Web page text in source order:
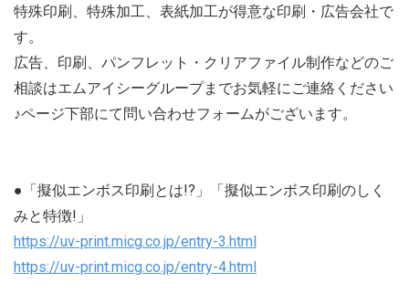
特殊印刷、特殊加工、表紙加工が得意な印刷・広告会社で
す。
広告、印刷、パンフレット・クリアファイル制作などのご
相談はエムアイシーグループまでお気軽にご連絡ください
♪ページ下部にて問い合わせフォームがございます。
●「擬似エンボス印刷とは!?」「擬似エンボス印刷のしく
みと特徴!」
https://uv-print.micg.co.jp/entry-3.html
https://uv-print.micg.co.jp/entry-4.html